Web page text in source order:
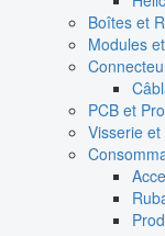
Boîtes et
Modules
PCB et
Visserie